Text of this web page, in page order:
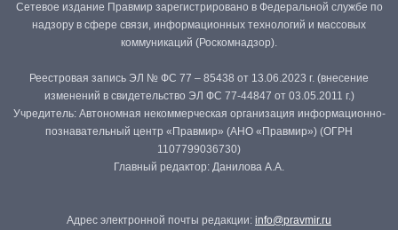
Сетевое издание Правмир зарегистрировано в Федеральной службе по
надзору в сфере связи, информационных технологий и массовых
коммуникаций (Роскомнадзор).
Реестровая запись ЭЛ № ФС 77 – 85438 от 13.06.2023 г. (внесение
изменений в свидетельство ЭЛ ФС 77-44847 от 03.05.2011 г.)
Учредитель: Автономная некоммерческая организация информационно-
познавательный центр «Правмир» (АНО «Правмир») (ОГРН
1107799036730)
Главный редактор: Данилова А.А.
Адрес электронной почты редакции: info@pravmir.ru